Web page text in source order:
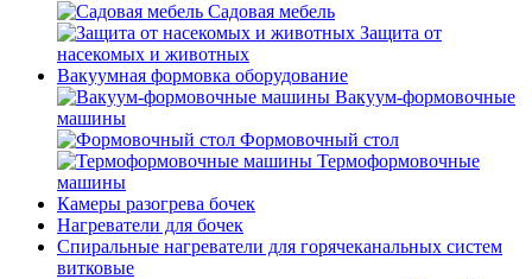
Садовая мебель
Защита от
насекомых и животных
Вакуумная формовка оборудование
Вакуум-формовочные
машины
Формовочный стол
Термоформовочные
машины
Камеры разогрева бочек
Нагреватели для бочек
Спиральные нагреватели для горячеканальных систем
витковые